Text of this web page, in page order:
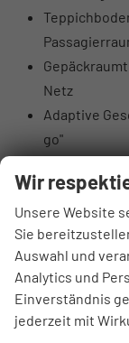
Netz
Adaptive
go"
Akustische
Front Assist
Wir
Unsere Website
Sie
Auswahl und
Analytics und
Einverständnis
jederzeit mit